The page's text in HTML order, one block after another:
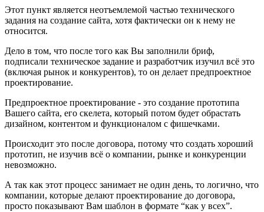
Этот пункт является неотъемлемой частью технического
задания на создание сайта, хотя фактически он к нему не
относится.
Дело в том, что после того как Вы заполнили бриф,
подписали техническое задание и разработчик изучил всё это
(включая рынок и конкурентов), то он делает предпроектное
проектирование.
Предпроектное проектирование - это создание прототипа
Вашего сайта, его скелета, который потом будет обрастать
дизайном, контентом и функционалом с фишечками.
Происходит это после договора, потому что создать хороший
прототип, не изучив всё о компании, рынке и конкуренции
невозможно.
А так как этот процесс занимает не один день, то логично, что
компании, которые делают проектирование до договора,
просто показывают Вам шаблон в формате “как у всех”.